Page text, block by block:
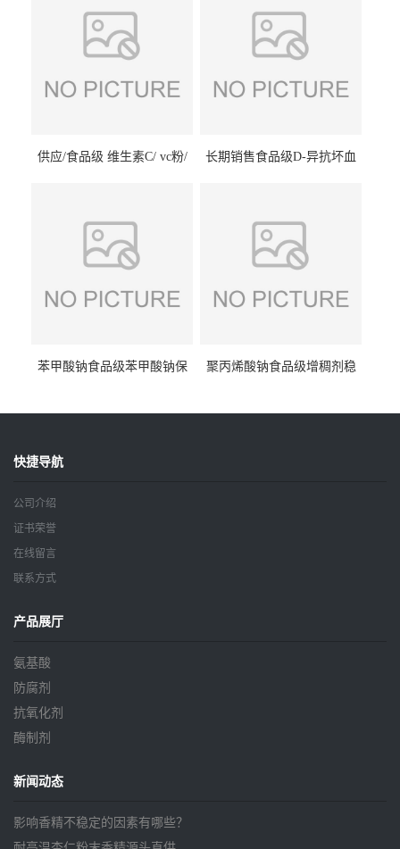
供应/食品级 维生素C/ vc粉/
长期销售食品级D-异抗坏血
苯甲酸钠食品级苯甲酸钠保
聚丙烯酸钠食品级增稠剂稳
快捷导航
公司介绍
证书荣誉
在线留言
联系方式
产品展厅
氨基酸
防腐剂
抗氧化剂
酶制剂
新闻动态
影响香精不稳定的因素有哪些？